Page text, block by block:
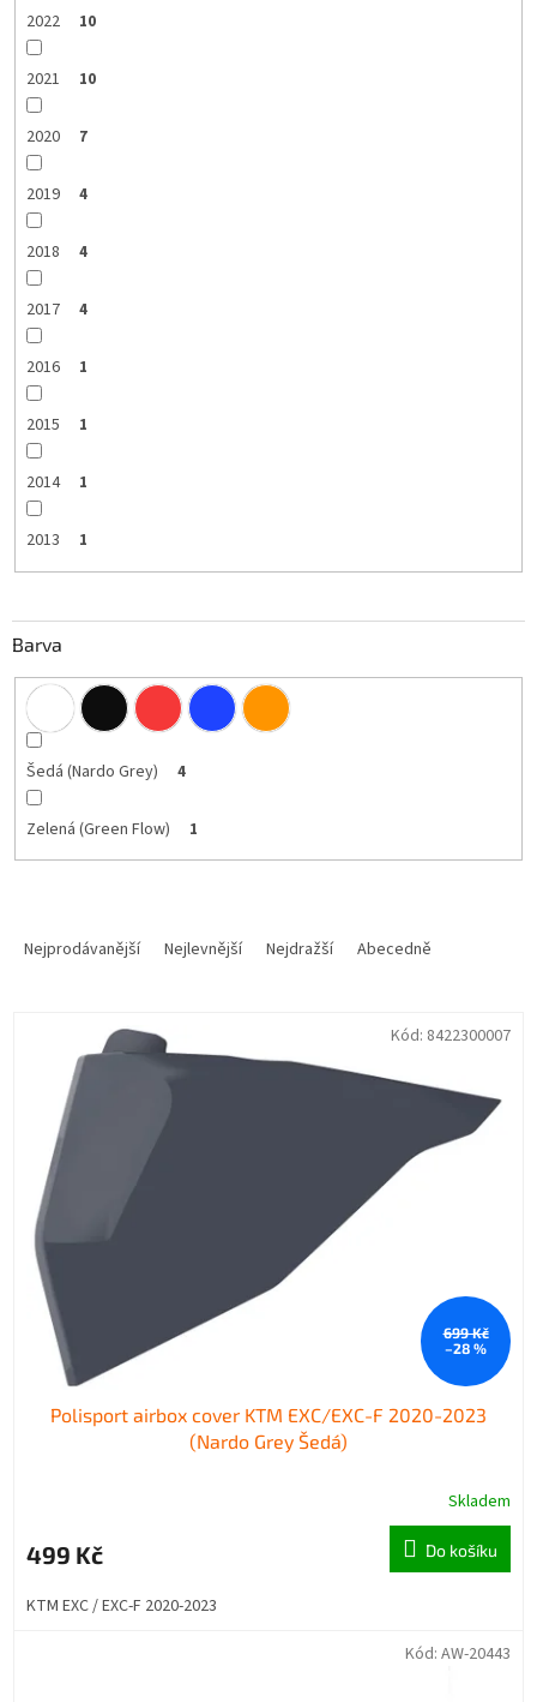
2022 10
2021 10
2020 7
2019 4
2018 4
2017 4
2016 1
2015 1
2014 1
2013 1
Barva
Šedá (Nardo Grey) 4
Zelená (Green Flow) 1
Nejprodávanější Nejlevnější Nejdražší Abecedně
699 Kč
–28 %
Polisport airbox cover KTM EXC/EXC-F 2020-2023
(Nardo Grey Šedá)
Skladem
499 Kč Do košíku
KTM EXC / EXC-F 2020-2023
Kód: 8422300007
Kód: AW-20443